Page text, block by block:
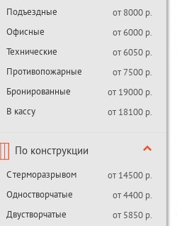
Подъездные
от 8000 р.
Офисные
от 6000 р.
Технические
от 6050 р.
Противопожарные
от 7500 р.
Бронированные
от 19000 р.
В кассу
от 18100 р.
По конструкции
С терморазрывом
от 14500 р.
Одностворчатые
от 4400 р.
Двустворчатые
от 5850 р.